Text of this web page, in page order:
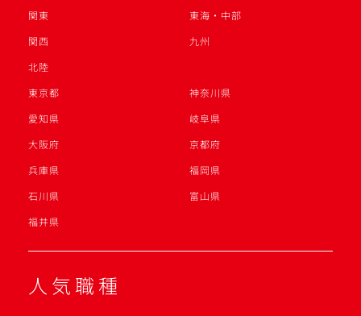
関東
東海・中部
関西
九州
北陸
東京都
神奈川県
愛知県
岐阜県
大阪府
京都府
兵庫県
福岡県
石川県
富山県
福井県
人気職種